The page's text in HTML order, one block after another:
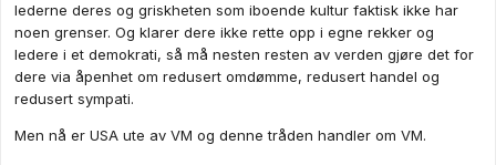
lederne deres og griskheten som iboende kultur faktisk ikke har
noen grenser. Og klarer dere ikke rette opp i egne rekker og
ledere i et demokrati, så må nesten resten av verden gjøre det for
dere via åpenhet om redusert omdømme, redusert handel og
redusert sympati.
Men nå er USA ute av VM og denne tråden handler om VM.